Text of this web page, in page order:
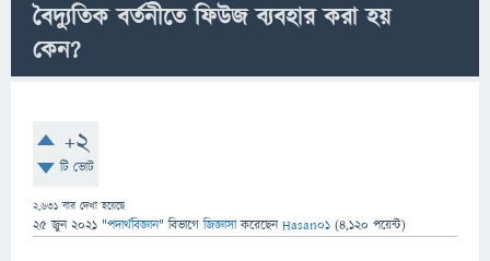
বৈদ্যুতিক বর্তনীতে ফিউজ ব্যবহার করা হয়
কেন?
+2
টি ভোট
2,631 বার দেখা হয়েছে
25 জুন 2021 "পদার্থবিজ্ঞান" বিভাগে জিজ্ঞাসাকরেছেনHasan01 (4,120 পয়েন্ট)